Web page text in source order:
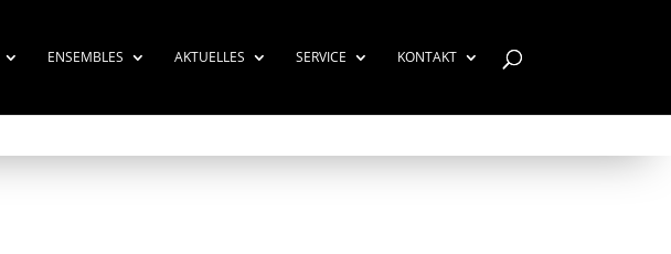
ENSEMBLES AKTUELLES SERVICE KONTAKT